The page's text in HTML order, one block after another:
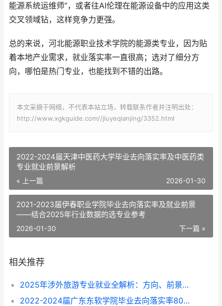
能源系统运维师”，或者往AI伦理在能源设备中的应用这类
交叉领域钻，这样竞争力更强。
总的来说，河北能源职业技术学院的能源类专业，因为贴
着本地产业需求，就业落实率一直很高；选对了细分方
向，哪怕是热门专业，也能找到不错的出路。
本文采摘于网络，不代表本站立场，转载联系作者并注明出处：
http://www.xgkguide.com//jiuyeqianjing/3352.html
2022-2024届天津中医药大学毕业去向落实率及中医药类
专业就业前景解析
« 上一篇 2026-01-30
2021-2023届伊春职业学院毕业去向落实率及就业前景
——结合2025年行业数据的选专业参考
下一篇 »
2026-01-30
相关推荐
2025年涉外旅游专业就业全解析：方向、前景与选择指南
2022-2024届广东东软学院毕业去向落实率80%-87%，这些专业找工作更顺？